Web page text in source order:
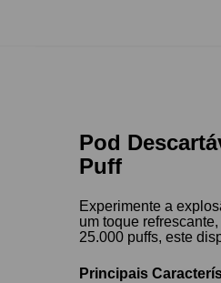
Pod
Puff
Experimente a
um toque
25.000 puffs, este
Principais